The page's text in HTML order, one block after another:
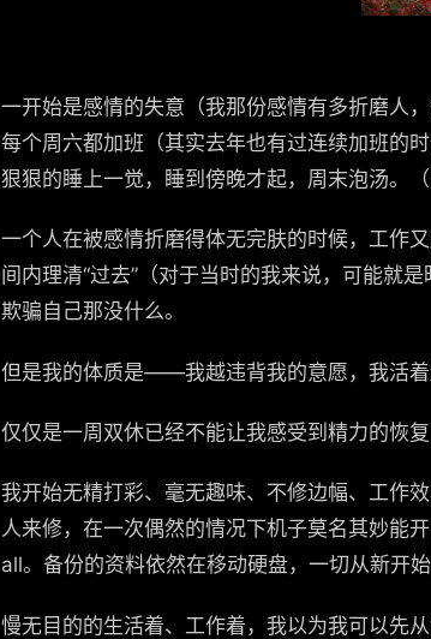
一开始是感情的失意（我那份感情有多折磨人
每个周六都加班（其实去年也有过连续加班的
狠狠的睡上一觉，睡到傍晚才起，周末泡汤。
一个人在被感情折磨得体无完肤的时候，工作
间内理清“过去”（对于当时的我来说，可能就
欺骗自己那没什么。
但是我的体质是——我越违背我的意愿，我活着
仅仅是一周双休已经不能让我感受到精力的恢
我开始无精打彩、毫无趣味、不修边幅、工作
人来修，在一次偶然的情况下机子莫名其妙能
all。备份的资料依然在移动硬盘，一切从新开
慢无目的的生活着、工作着，我以为我可以先